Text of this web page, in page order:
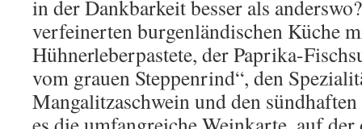
in der Dankbarkeit besser als
verfeinerten burgenländischen Küche
Hühnerleberpastete, der Paprika-
vom grauen Steppenrind“, den
Mangalitzaschwein und den